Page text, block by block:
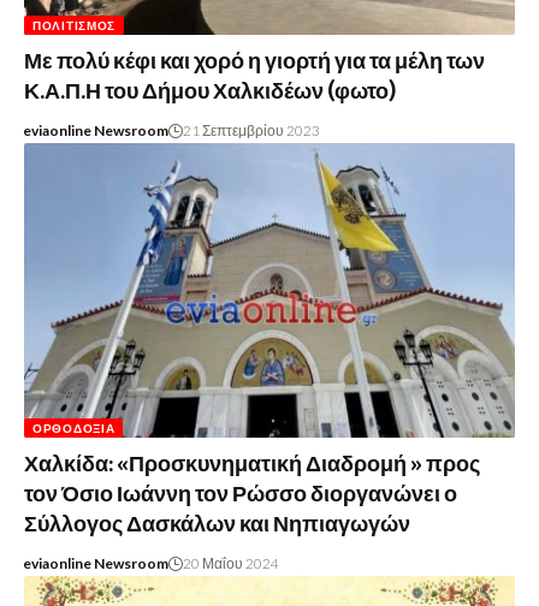
ΠΟΛΙΤΙΣΜΌΣ
Με πολύ κέφι και χορό η γιορτή για τα μέλη των
Κ.Α.Π.Η του Δήμου Χαλκιδέων (φωτο)
eviaonline Newsroom 21 Σεπτεμβρίου 2023
ΟΡΘΟΔΟΞΊΑ
Χαλκίδα: «Προσκυνηματική Διαδρομή » προς
τον Όσιο Ιωάννη τον Ρώσσο διοργανώνει ο
Σύλλογος Δασκάλων και Νηπιαγωγών
eviaonline Newsroom 20 Μαΐου 2024